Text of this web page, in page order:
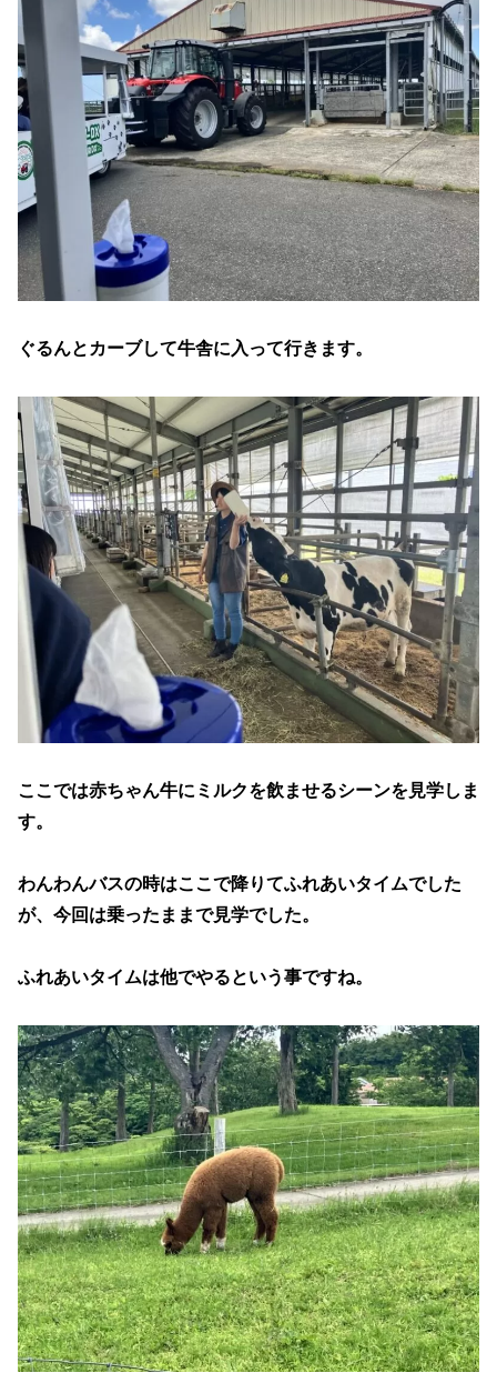
ぐるんとカーブして牛舎に入って行きます。
ここでは赤ちゃん牛にミルクを飲ませるシーンを見学しま
す。
わんわんバスの時はここで降りてふれあいタイムでした
が、今回は乗ったままで見学でした。
ふれあいタイムは他でやるという事ですね。